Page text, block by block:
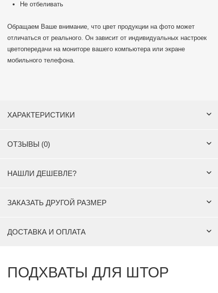
Не отбеливать
Обращаем Ваше внимание, что цвет продукции на фото может
отличаться от реального. Он зависит от индивидуальных настроек
цветопередачи на мониторе вашего компьютера или экране
мобильного телефона.
ХАРАКТЕРИСТИКИ
ОТЗЫВЫ (0)
НАШЛИ ДЕШЕВЛЕ?
ЗАКАЗАТЬ ДРУГОЙ РАЗМЕР
ДОСТАВКА И ОПЛАТА
ПОДХВАТЫ ДЛЯ ШТОР